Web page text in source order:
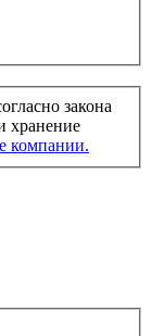
закона
хранение
компании.